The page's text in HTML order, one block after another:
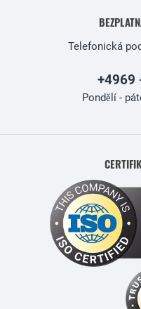
Telefonická
+4969
Pondělí -